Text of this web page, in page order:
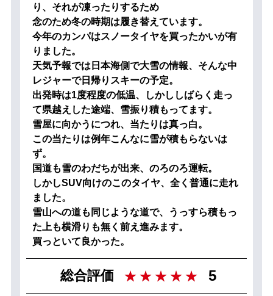
り、それが凍ったりするため
念のため冬の時期は履き替えています。
今年のカンパはスノータイヤを買ったかいが有
りました。
天気予報では日本海側で大雪の情報、そんな中
レジャーで日帰りスキーの予定。
出発時は1度程度の低温、しかししばらく走っ
て県越えした途端、雪振り積もってます。
雪屋に向かうにつれ、当たりは真っ白。
この当たりは例年こんなに雪が積もらないは
ず。
国道も雪のわだちが出来、のろのろ運転。
しかしSUV向けのこのタイヤ、全く普通に走れ
ました。
雪山への道も同じような道で、うっすら積もっ
た上も横滑りも無く前え進みます。
買っといて良かった。
総合評価 5